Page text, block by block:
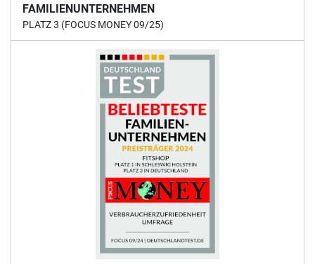
FAMILIENUNTERNEHMEN
PLATZ 3 (FOCUS MONEY 09/25)